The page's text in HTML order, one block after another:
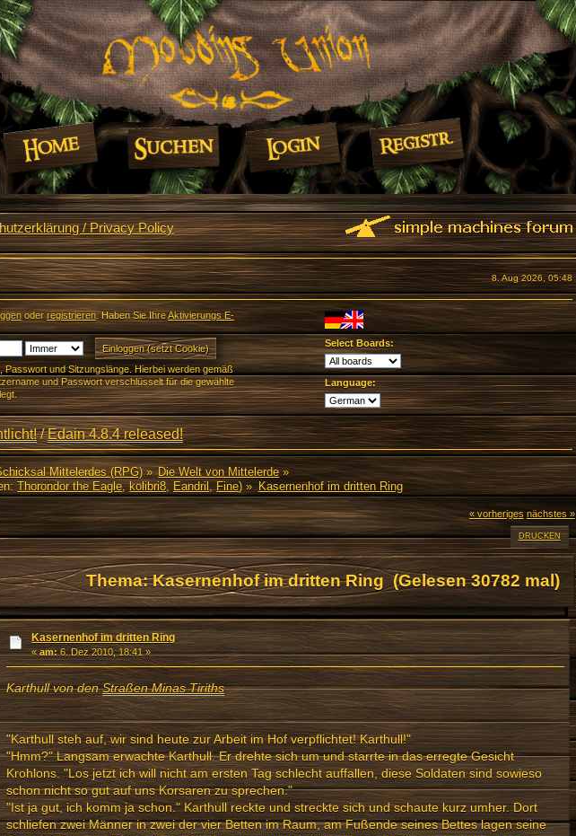
/ Privacy Policy
8. Aug 2026, 05:48
oderregistrieren. Haben Sie IhreAktivierungs E-
Passwort und Sitzungslänge. Hierbei werden gemäß
und Passwort verschlüsselt für die gewählte
Select Boards:
Language:
/Edain 4.8.4 released!
Mittelerdes (RPG)» Die Welt von Mittelerde»
Thorondor the Eagle,kolibri8, Eandril,Fine) » Kasernenhof im dritten Ring
« vorheriges nächstes »
DRUCKEN
Thema: Kasernenhof im dritten Ring (Gelesen 30782 mal)
Kasernenhof im dritten Ring
«am:6. Dez 2010, 18:41 »
Karthull von denStraßen Minas Tiriths
"Karthull steh auf, wir sind heute zur Arbeit im Hof verpflichtet! Karthull!"
"Hmm?" Langsam erwachte Karthull. Er drehte sich um und starrte in das erregte Gesicht
Krohlons. "Los jetzt ich will nicht am ersten Tag schlecht auffallen, diese Soldaten sind sowieso
schon nicht so gut auf uns Korsaren zu sprechen."
"Ist ja gut, ich komm ja schon." Karthull reckte und streckte sich und schaute kurz umher. Dort
schliefen zwei Männer in zwei der vier Betten im Raum, am Fußende seines Bettes lagen seine